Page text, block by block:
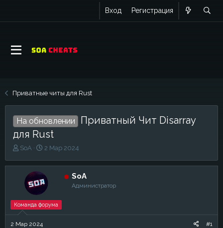
Вход Регистрация
Приватные читы для Rust
На обновлении
Приватный Чит Disarray
для Rust
А
т
е
м
SoA
Д
т
а
н
а
ч
а
2 Мар 2024
SoA
Администратор
Команда форума
2 Мар 2024 #1